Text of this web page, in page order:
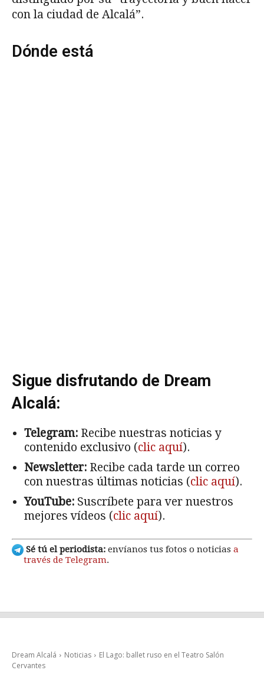
con la ciudad de Alcalá”.
Dónde está
Sigue disfrutando de Dream
Alcalá:
Telegram: Recibe nuestras noticias y
contenido exclusivo (clic aquí).
Newsletter: Recibe cada tarde un correo
con nuestras últimas noticias (clic aquí).
YouTube: Suscríbete para ver nuestros
mejores vídeos (clic aquí).
Sé tú el periodista: envíanos tus fotos o noticias a
través de Telegram.